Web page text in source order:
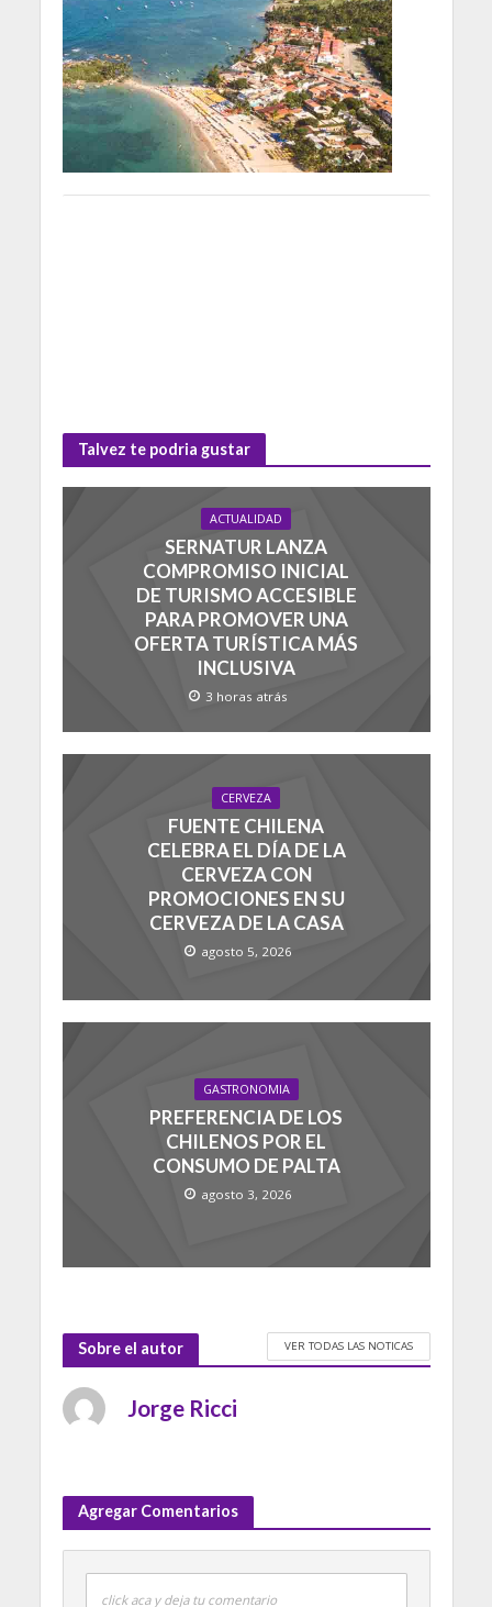
Talvez te podria gustar
ACTUALIDAD
SERNATUR LANZA
COMPROMISO INICIAL
DE TURISMO ACCESIBLE
PARA PROMOVER UNA
OFERTA TURÍSTICA MÁS
INCLUSIVA
3 horas atrás
CERVEZA
FUENTE CHILENA
CELEBRA EL DÍA DE LA
CERVEZA CON
PROMOCIONES EN SU
CERVEZA DE LA CASA
agosto 5, 2026
GASTRONOMIA
PREFERENCIA DE LOS
CHILENOS POR EL
CONSUMO DE PALTA
agosto 3, 2026
Sobre el autor VER TODAS LAS NOTICAS
Jorge Ricci
Agregar Comentarios
click aca y deja tu comentario